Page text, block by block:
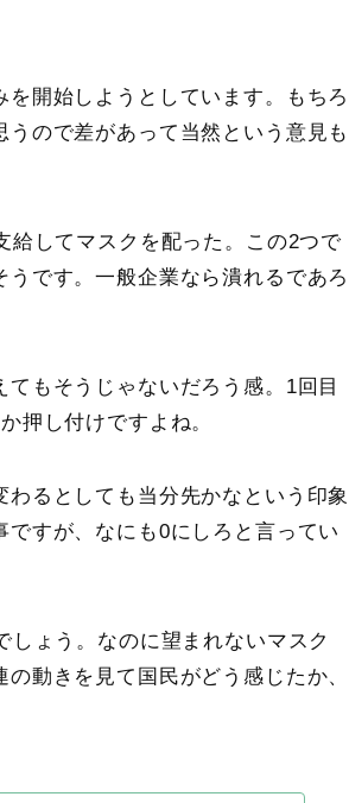
開始しようとしています。もちろ
ので差があって当然という意見も
給してマスクを配った 。この2つで
です。一般企業なら潰れるであろ
もそうじゃないだろう感。1回目
押し付けですよね。
わるとしても当分先かなという印象
ですが、なにも0にしろと言ってい
ょう。なのに望まれないマスク
動きを見て国民がどう感じたか、